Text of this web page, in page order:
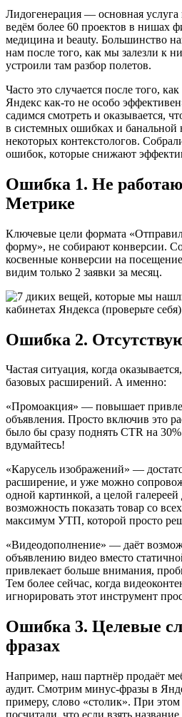
Лидогенерация — основная услуга
ведём более 60 проектов в нишах
медицина и beauty. Большинство
нам после того, как мы залезли к
устроили там разбор полетов.
Часто это случается после того,
Яндекс как-то не особо
садимся смотреть и оказывается,
в системных ошибках и банальной
некоторых контекстологов.
ошибок, которые снижают
Ошибка 1. Не
Метрике
Ключевые цели формата
форму», не собирают конверсии.
косвенные конверсии на
видим только 2 заявки за месяц.
Ошибка 2.
Частая ситуация, когда
базовых расширений. А именно:
«Промоакция» — повышает
объявления. Просто включив это
было бы сразу поднять CTR на
вдумайтесь!
«Карусель изображений» —
расширение, и уже можно
одной картинкой, а целой
возможность показать товар со
максимум УТП, которой просто
«Видеодополнение» — даёт
объявлению видео вместо
привлекает больше внимания,
Тем более сейчас, когда
игнорировать этот инструмент
Ошибка 3. Целевые
фразах
Например, наш партнёр продаёт
аудит. Смотрим минус-фразы в
примеру, слово «столик». При